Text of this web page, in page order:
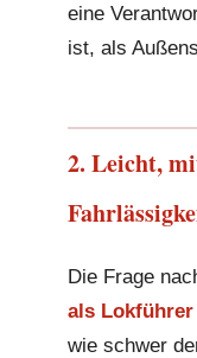
eine
ist, als
2. Leicht,
Die Frage
als Lokführer
wie schwer